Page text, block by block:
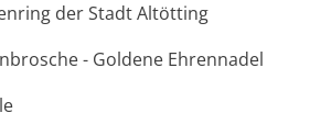
der Stadt Altötting
- Goldene Ehrennadel